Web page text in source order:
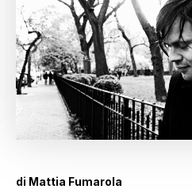
di Mattia Fumarola